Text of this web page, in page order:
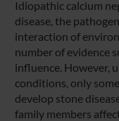
Idiopathic calcium
disease, the
interaction of
number of evidence
influence. However,
conditions, only
develop stone
family members